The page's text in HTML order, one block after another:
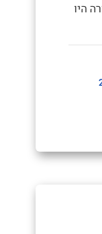
היו